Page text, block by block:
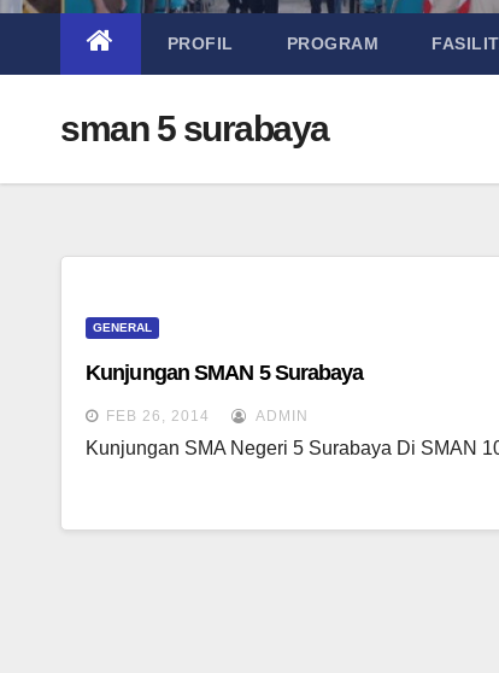
PROFIL PROGRAM
sman 5 surabaya
GENERAL
Kunjungan SMAN 5 Surabaya
FEB 26, 2014 ADMIN
Kunjungan SMA Negeri 5 Surabaya Di